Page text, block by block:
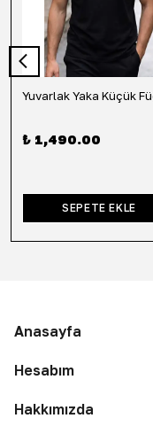
₺ 1,490.00
SEPETE EKLE
Anasayfa
Hesabım
Hakkımızda